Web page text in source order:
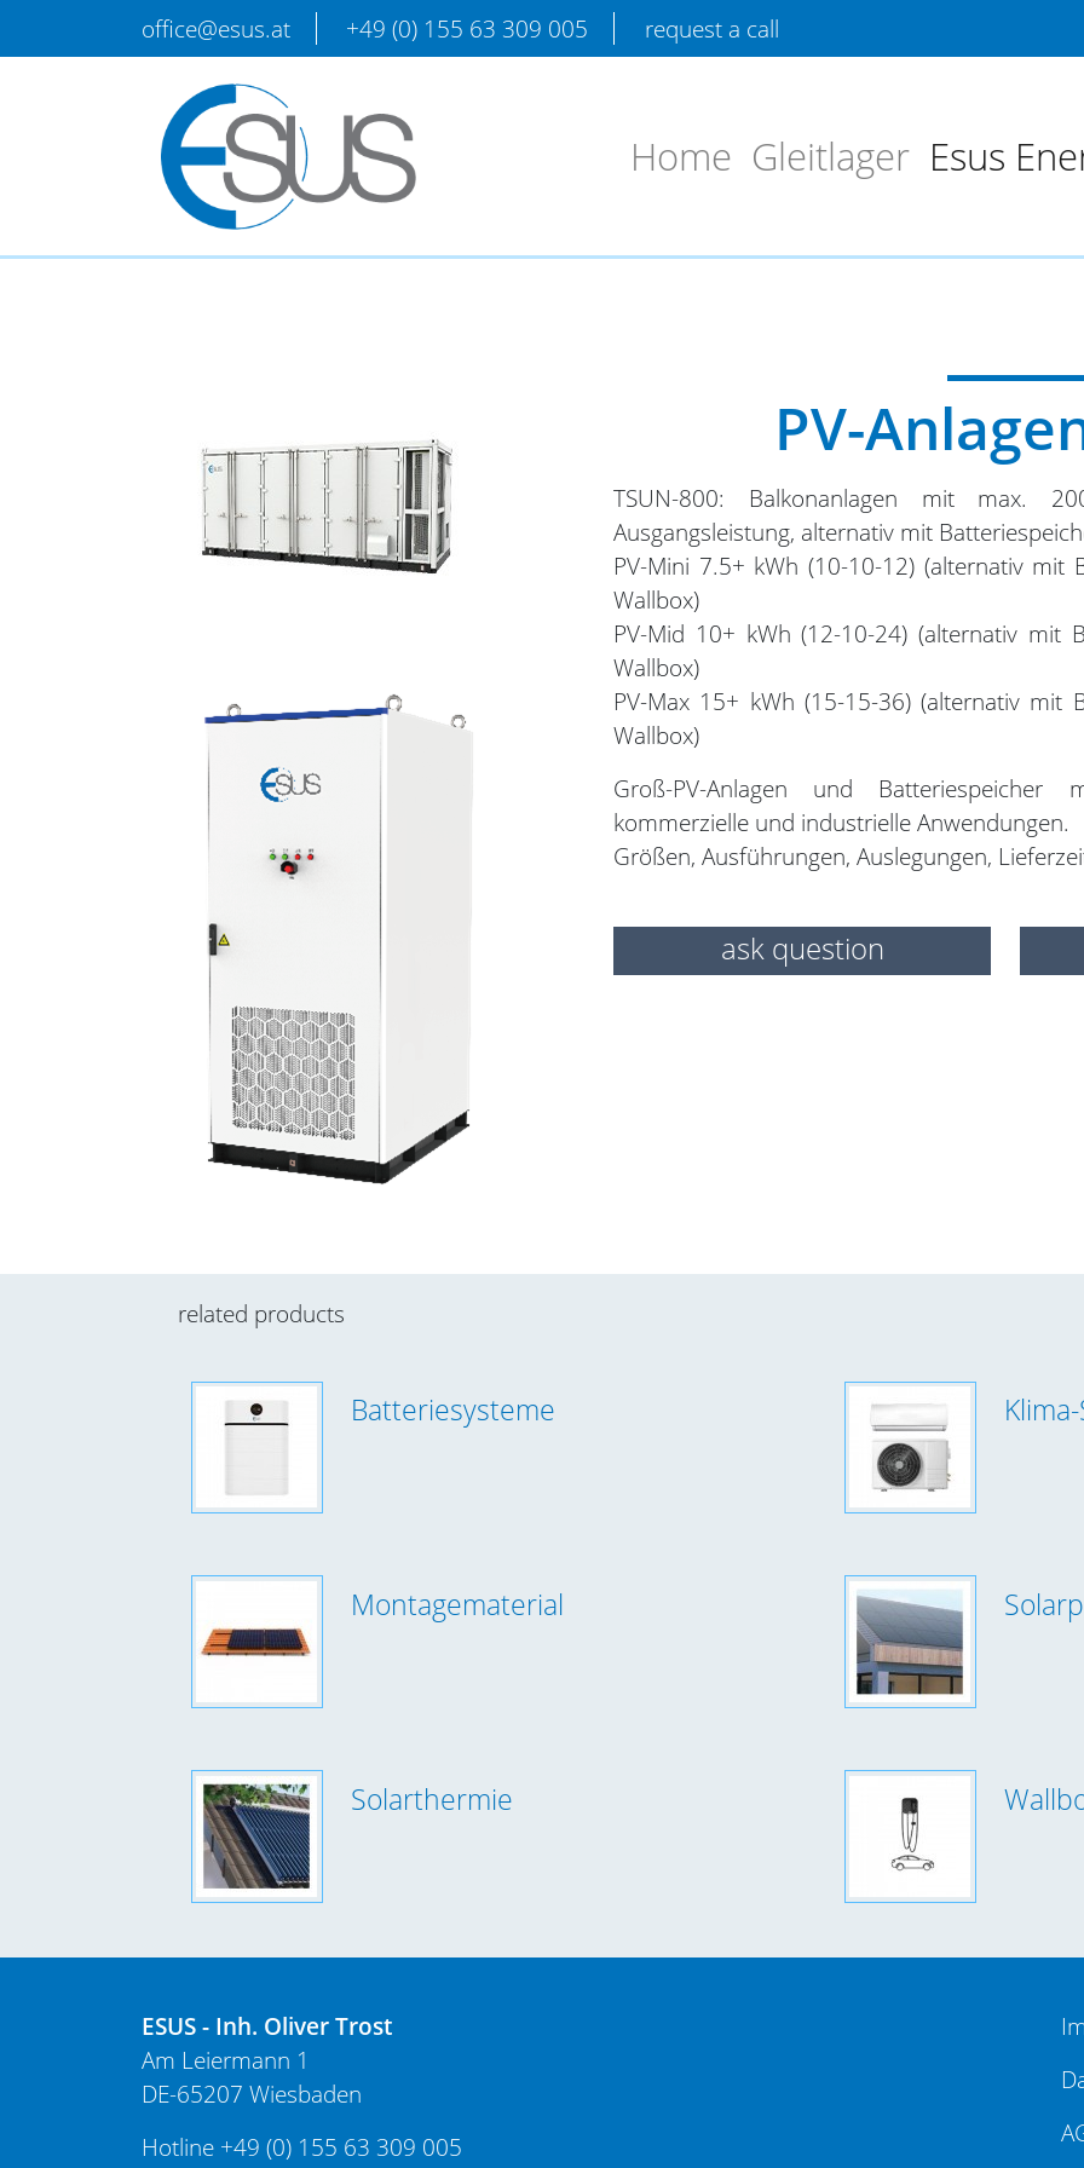
office@esus.at +49 (0) 155 63 309 005 request a call
Home Gleitlager Esus
PV-
TSUN-800: Balkonanlagen mit max.
Ausgangsleistung, alternativ mit
PV-Mini 7.5+ kWh (10-10-12) (alternativ mit
Wallbox)
PV-Mid 10+ kWh (12-10-24) (alternativ mit
Wallbox)
PV-Max 15+ kWh (15-15-36) (alternativ mit
Wallbox)
Groß-PV-Anlagen und
kommerzielle und industrielle Anwendungen.
Größen, Ausführungen, Auslegungen,
ask question
related products
Batteriesysteme
Montagematerial
Solarthermie
ESUS - Inh. Oliver Trost
Am Leiermann 1
DE-65207 Wiesbaden
Hotline +49 (0) 155 63 309 005